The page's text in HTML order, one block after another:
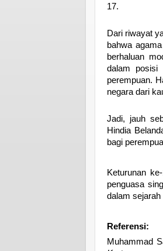
17.
Dari riwayat
bahwa
berhaluan
dalam posisi
perempuan.
negara dari
Jadi, jauh
Hindia
bagi
Keturunan
penguasa
dalam sejarah
Referensi:
Muhammad